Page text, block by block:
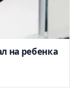
на ребенка